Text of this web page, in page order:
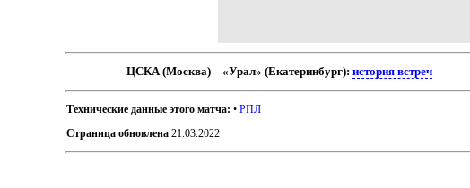
ЦСКА (Москва) – «Урал» (Екатеринбург): история встреч
Технические данные этого матча: •РПЛ
Страница обновлена 21.03.2022